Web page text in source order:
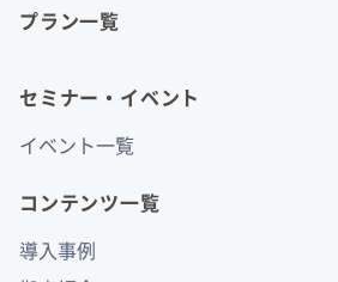
プラン一覧
セミナー・イベント
イベント一覧
コンテンツ一覧
導入事例